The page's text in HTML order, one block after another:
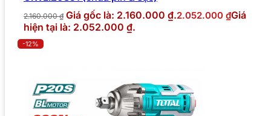
2.160.000₫ Giá gốc là: 2.160.000 ₫.2.052.000 ₫Giá
hiện tại là: 2.052.000 ₫.
-12%